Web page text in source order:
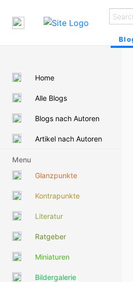
Home
Alle Blogs
Blogs nach Autoren
Artikel nach Autoren
Menu
Glanzpunkte
Kontrapunkte
Literatur
Ratgeber
Miniaturen
Bildergalerie